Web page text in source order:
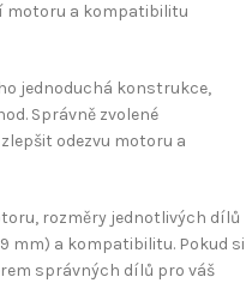
motoru a kompatibilitu
jednoduchá konstrukce,
Správně zvolené
odezvu motoru a
rozměry jednotlivých dílů
mm) a kompatibilitu. Pokud si
správných dílů pro váš